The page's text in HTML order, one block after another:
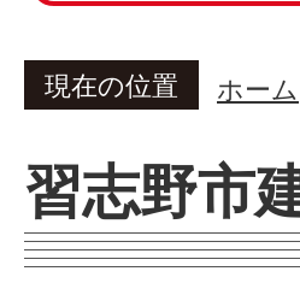
現在の位置 ホーム
習志野市